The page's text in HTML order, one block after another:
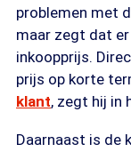
problemen met
maar zegt dat
inkoopprijs.
prijs op korte
klant, zegt hij in
Daarnaast is de